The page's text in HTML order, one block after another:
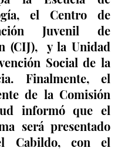
el Centro de
Juvenil de
(CIJ),  y la Unidad
Social de la
Finalmente, el
de la Comisión
informó que el
será presentado
Cabildo, con el